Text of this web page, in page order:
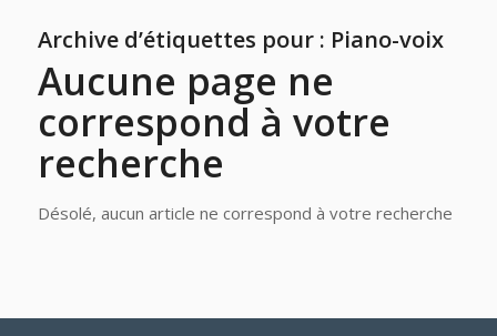
Archive d’étiquettes pour : Piano-voix
Aucune page ne
correspond à votre
recherche
Désolé, aucun article ne correspond à votre recherche